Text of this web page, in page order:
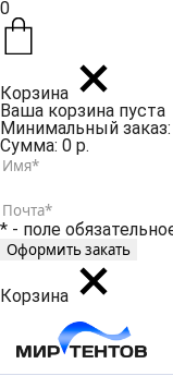
0
Корзина
Ваша корзина пуста
Минимальный заказ:
Сумма: 0 р.
* - поле
Корзина